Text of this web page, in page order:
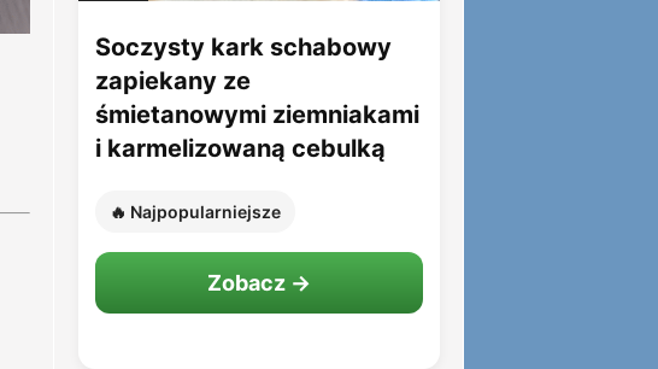
Soczysty kark schabowy
zapiekany ze
śmietanowymi ziemniakami
i karmelizowaną cebulką
🔥 Najpopularniejsze
Zobacz →